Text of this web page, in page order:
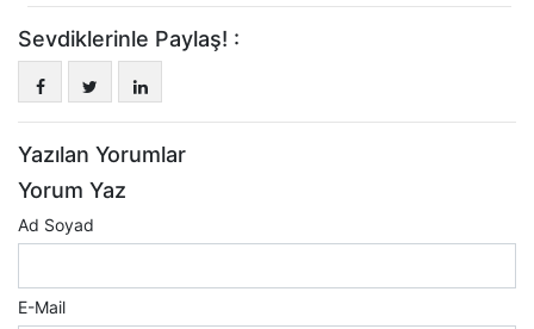
Sevdiklerinle Paylaş! :
Yazılan Yorumlar
Yorum Yaz
Ad Soyad
E-Mail